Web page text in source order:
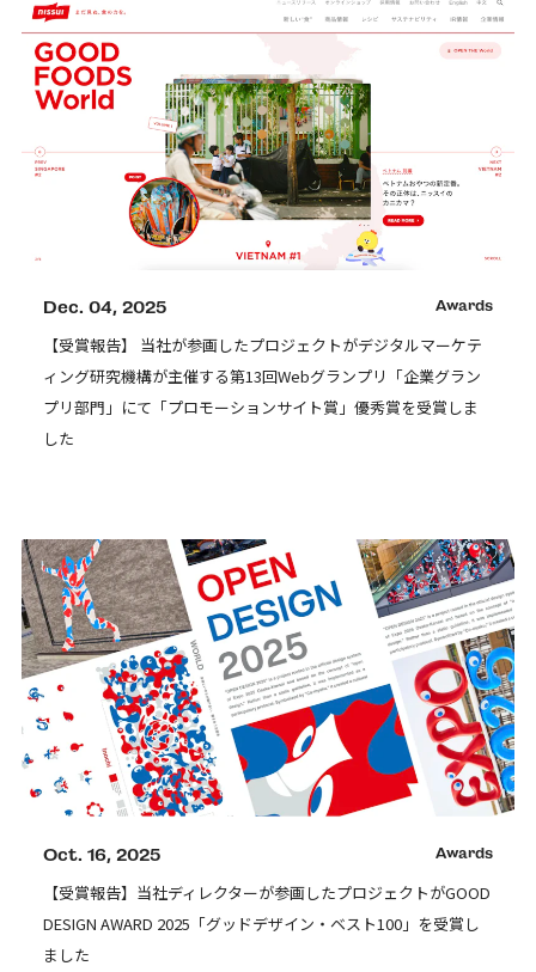
Dec. 04, 2025 Awards
【受賞報告】 当社が参画したプロジェクトがデジタルマーケテ
ィング研究機構が主催する第13回Webグランプリ「企業グラン
プリ部⾨」にて「プロモーションサイト賞」優秀賞を受賞しま
した
Oct. 16, 2025 Awards
【受賞報告】当社ディレクターが参画したプロジェクトがGOOD
DESIGN AWARD 2025「グッドデザイン・ベスト100」を受賞し
ました